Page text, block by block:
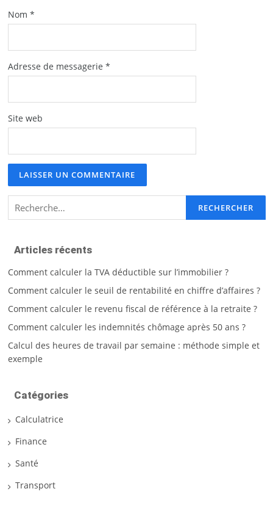
Nom *
Adresse de messagerie *
Site web
Rechercher :
Articles récents
Comment calculer la TVA déductible sur l’immobilier ?
Comment calculer le seuil de rentabilité en chiffre d’affaires ?
Comment calculer le revenu fiscal de référence à la retraite ?
Comment calculer les indemnités chômage après 50 ans ?
Calcul des heures de travail par semaine : méthode simple et
exemple
Catégories
Calculatrice
Finance
Santé
Transport